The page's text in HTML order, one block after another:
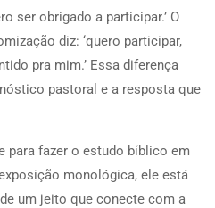
ser obrigado a participar.’ O
diz: ‘quero participar,
pra mim.’ Essa diferença
pastoral e a resposta que
para fazer o estudo bíblico em
monológica, ele está
um jeito que conecte com a